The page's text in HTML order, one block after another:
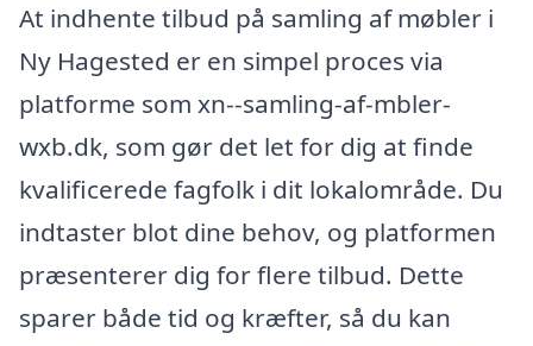
At indhente tilbud på samling af møbler i
Ny Hagested er en simpel proces via
platforme som xn--samling-af-mbler-
wxb.dk, som gør det let for dig at finde
kvalificerede fagfolk i dit lokalområde. Du
indtaster blot dine behov, og platformen
præsenterer dig for flere tilbud. Dette
sparer både tid og kræfter, så du kan